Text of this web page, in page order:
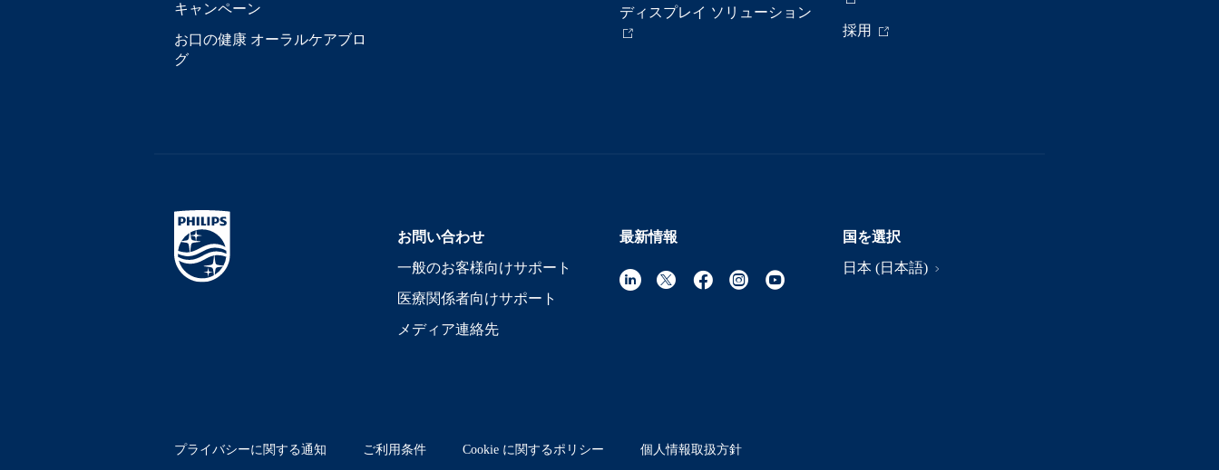
キャンペーン
お口の健康 オーラルケアブロ
グ
ディスプレイ ソリューション
採用
お問い合わせ
一般のお客様向けサポート
医療関係者向けサポート
メディア連絡先
最新情報
国を選択
日本 (日本語)
プライバシーに関する通知 ご利用条件 Cookie に関するポリシー 個人情報取扱方針